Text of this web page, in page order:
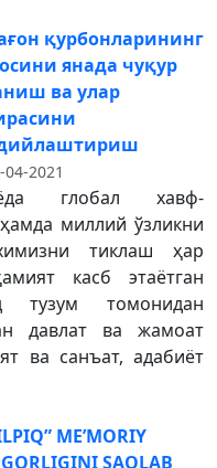
қурбонларининг
янада чуқур
ва улар
04-2021
глобал хавф-
миллий ўзликни
тиклаш ҳар
касб этаётган
тузум томонидан
давлат ва жамоат
ва санъат, адабиёт
ME’MORIY
SAQLAB